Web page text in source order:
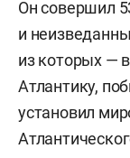
Он совершил
и
из которых —
Атлантику,
установил